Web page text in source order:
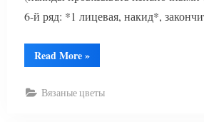
6-й ряд: *1 лицевая, накид*,
Read More“Как
связать
роз”
»
Вязаные цветы